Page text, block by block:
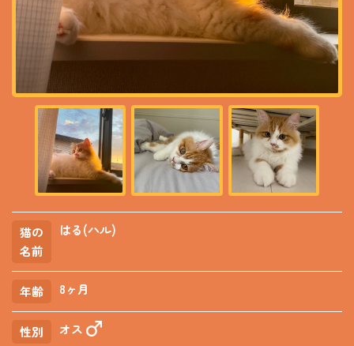
猫の
名前
はる(ハル)
年齢 8ヶ月
性別 オス